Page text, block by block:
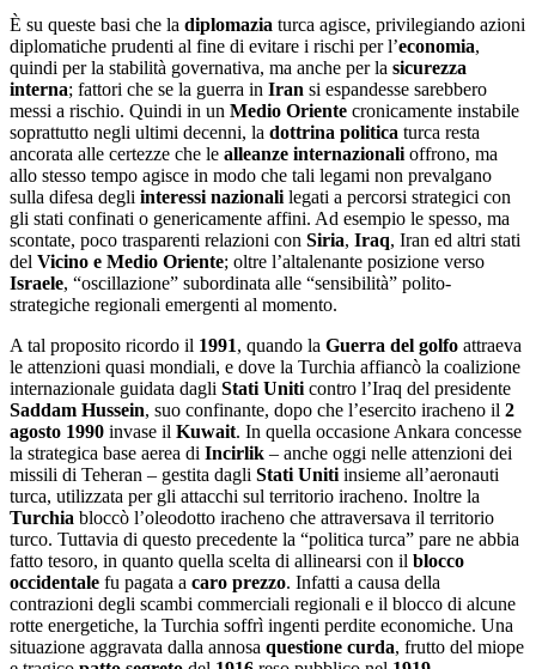
È su queste basi che la diplomazia turca agisce, privilegiando azioni
diplomatiche prudenti al fine di evitare i rischi per l’economia,
quindi per la stabilità governativa, ma anche per la sicurezza
interna; fattori che se la guerra in Iran si espandesse sarebbero
messi a rischio. Quindi in un Medio Oriente cronicamente instabile
soprattutto negli ultimi decenni, la dottrina politica turca resta
ancorata alle certezze che le alleanze internazionali offrono, ma
allo stesso tempo agisce in modo che tali legami non prevalgano
sulla difesa degli interessi nazionali legati a percorsi strategici con
gli stati confinati o genericamente affini. Ad esempio le spesso, ma
scontate, poco trasparenti relazioni con Siria, Iraq, Iran ed altri stati
del Vicino e Medio Oriente; oltre l’altalenante posizione verso
Israele, “oscillazione” subordinata alle “sensibilità” polito-
strategiche regionali emergenti al momento.
A tal proposito ricordo il 1991, quando la Guerra del golfo attraeva
le attenzioni quasi mondiali, e dove la Turchia affiancò la coalizione
internazionale guidata dagli Stati Uniti contro l’Iraq del presidente
Saddam Hussein, suo confinante, dopo che l’esercito iracheno il 2
agosto 1990 invase il Kuwait. In quella occasione Ankara concesse
la strategica base aerea di Incirlik – anche oggi nelle attenzioni dei
missili di Teheran – gestita dagli Stati Uniti insieme all’aeronauti
turca, utilizzata per gli attacchi sul territorio iracheno. Inoltre la
Turchia bloccò l’oleodotto iracheno che attraversava il territorio
turco. Tuttavia di questo precedente la “politica turca” pare ne abbia
fatto tesoro, in quanto quella scelta di allinearsi con il blocco
occidentale fu pagata a caro prezzo. Infatti a causa della
contrazioni degli scambi commerciali regionali e il blocco di alcune
rotte energetiche, la Turchia soffrì ingenti perdite economiche. Una
situazione aggravata dalla annosa questione curda, frutto del miope